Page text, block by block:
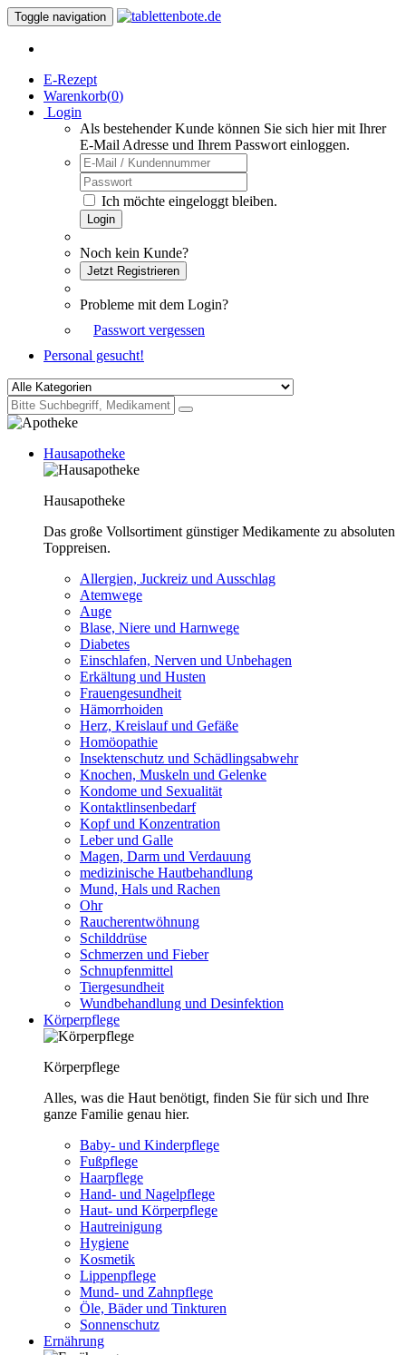
Toggle navigation
E-Rezept
Warenkorb(0)
Login
Als bestehender Kunde können Sie sich hier mit Ihrer
E-Mail Adresse und Ihrem Passwort einloggen.
Ich möchte eingeloggt bleiben.
Login
Noch kein Kunde?
Jetzt Registrieren
Probleme mit dem Login?
Passwort vergessen
Personal gesucht!
Hausapotheke
Hausapotheke
Das große Vollsortiment günstiger Medikamente zu absoluten
Toppreisen.
Allergien, Juckreiz und Ausschlag
Atemwege
Auge
Blase, Niere und Harnwege
Diabetes
Einschlafen, Nerven und Unbehagen
Erkältung und Husten
Frauengesundheit
Hämorrhoiden
Herz, Kreislauf und Gefäße
Homöopathie
Insektenschutz und Schädlingsabwehr
Knochen, Muskeln und Gelenke
Kondome und Sexualität
Kontaktlinsenbedarf
Kopf und Konzentration
Leber und Galle
Magen, Darm und Verdauung
medizinische Hautbehandlung
Mund, Hals und Rachen
Ohr
Raucherentwöhnung
Schilddrüse
Schmerzen und Fieber
Schnupfenmittel
Tiergesundheit
Wundbehandlung und Desinfektion
Körperpflege
Körperpflege
Alles, was die Haut benötigt, finden Sie für sich und Ihre
ganze Familie genau hier.
Baby- und Kinderpflege
Fußpflege
Haarpflege
Hand- und Nagelpflege
Haut- und Körperpflege
Hautreinigung
Hygiene
Kosmetik
Lippenpflege
Mund- und Zahnpflege
Öle, Bäder und Tinkturen
Sonnenschutz
Ernährung